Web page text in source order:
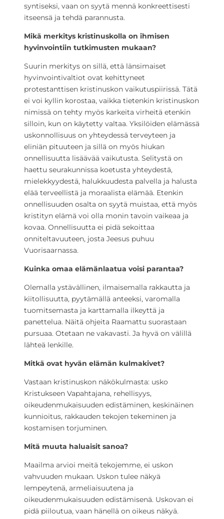
syntiseksi, vaan on syytä mennä konkreettisesti
itseensä ja tehdä parannusta.
Mikä merkitys kristinuskolla on ihmisen
hyvinvointiin tutkimusten mukaan?
Suurin merkitys on sillä, että länsimaiset
hyvinvointivaltiot ovat kehittyneet
protestanttisen kristinuskon vaikutuspiirissä. Tätä
ei voi kyllin korostaa, vaikka tietenkin kristinuskon
nimissä on tehty myös karkeita virheitä etenkin
silloin, kun on käytetty valtaa. Yksilöiden elämässä
uskonnollisuus on yhteydessä terveyteen ja
eliniän pituuteen ja sillä on myös hiukan
onnellisuutta lisäävää vaikutusta. Selitystä on
haettu seurakunnissa koetusta yhteydestä,
mielekkyydestä, halukkuudesta palvella ja halusta
elää terveellistä ja moraalista elämää. Etenkin
onnellisuuden osalta on syytä muistaa, että myös
kristityn elämä voi olla monin tavoin vaikeaa ja
kovaa. Onnellisuutta ei pidä sekoittaa
onniteltavuuteen, josta Jeesus puhuu
Vuorisaarnassa.
Kuinka omaa elämänlaatua voisi parantaa?
Olemalla ystävällinen, ilmaisemalla rakkautta ja
kiitollisuutta, pyytämällä anteeksi, varomalla
tuomitsemasta ja karttamalla ilkeyttä ja
panettelua. Näitä ohjeita Raamattu suorastaan
pursuaa. Otetaan ne vakavasti. Ja hyvä on välillä
lähteä lenkille.
Mitkä ovat hyvän elämän kulmakivet?
Vastaan kristinuskon näkökulmasta: usko
Kristukseen Vapahtajana, rehellisyys,
oikeudenmukaisuuden edistäminen, keskinäinen
kunnioitus, rakkauden tekojen tekeminen ja
kostamisen torjuminen.
Mitä muuta haluaisit sanoa?
Maailma arvioi meitä tekojemme, ei uskon
vahvuuden mukaan. Uskon tulee näkyä
lempeytenä, armeliaisuutena ja
oikeudenmukaisuuden edistämisenä. Uskovan ei
pidä piiloutua, vaan hänellä on oikeus näkyä.